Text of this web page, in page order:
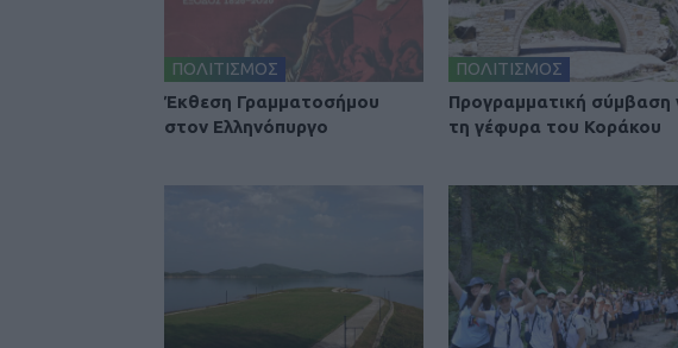
ΠΟΛΙΤΙΣΜΟΣ
Έκθεση Γραμματοσήμου
στον Ελληνόπυργο
ΠΟΛΙΤΙΣΜΟΣ
Προγραμματική σύμβαση
τη γέφυρα του Κοράκου